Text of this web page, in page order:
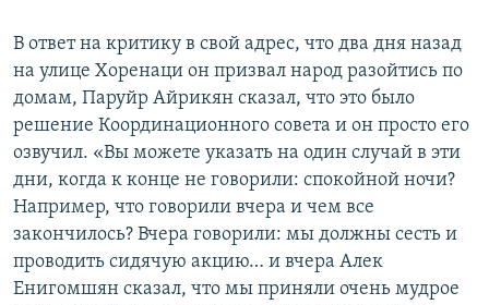
В ответ на критику в свой адрес, что два дня назад
на улице Хоренаци он призвал народ разойтись по
домам, Паруйр Айрикян сказал, что это было
решение Координационного совета и он просто его
озвучил. «Вы можете указать на один случай в эти
дни, когда к конце не говорили: спокойной ночи?
Например, что говорили вчера и чем все
закончилось? Вчера говорили: мы должны сесть и
проводить сидячую акцию… и вчера Алек
Енигомшян сказал, что мы приняли очень мудрое